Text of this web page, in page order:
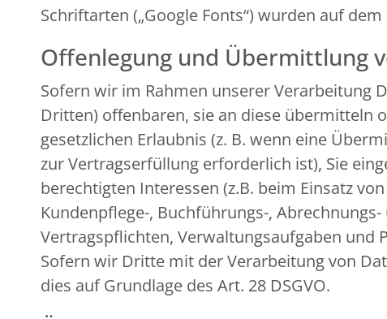
Schriftarten („Google Fonts“) wurden auf
Offenlegung und Übermittlung
Sofern wir im Rahmen unserer Verarbeitung
Dritten) offenbaren, sie an diese übermitteln
gesetzlichen Erlaubnis (z. B. wenn eine
zur Vertragserfüllung erforderlich ist), Sie
berechtigten Interessen (z.B. beim Einsatz
Kundenpflege-, Buchführungs-,
Vertragspflichten, Verwaltungsaufgaben und
Sofern wir Dritte mit der Verarbeitung von
dies auf Grundlage des Art. 28 DSGVO.